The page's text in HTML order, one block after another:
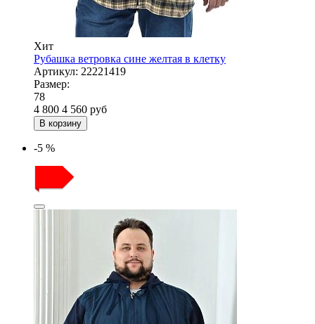
Хит
Рубашка ветровка сине желтая в клетку
Артикул: 22221419
Размер:
78
4 800 4 560 руб
В корзину
-5 %